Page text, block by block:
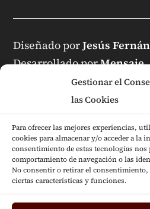
Gestionar el
las Cookies
Para ofrecer las mejores experiencias,
cookies para almacenar y/o acceder a
consentimiento de estas tecnologías
comportamiento de navegación o las
No consentir o retirar el consentimiento,
ciertas características y funciones.
Diseñado porJesús
Desarrollado porMensaje